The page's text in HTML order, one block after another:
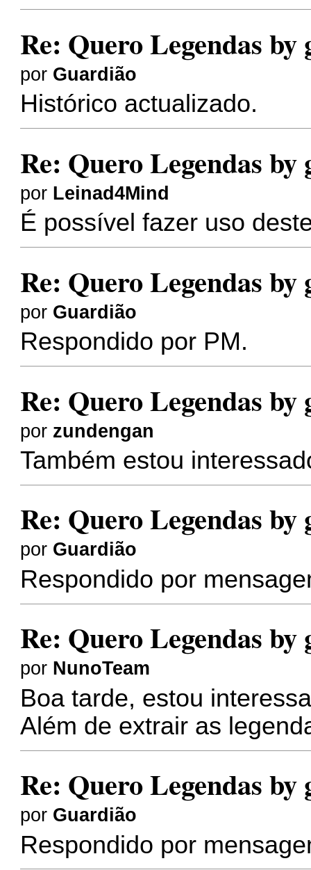
Re: Quero Legendas by
por Guardião
Histórico actualizado.
Re: Quero Legendas by
por Leinad4Mind
É possível fazer uso
Re: Quero Legendas by
por Guardião
Respondido por PM.
Re: Quero Legendas by
por zundengan
Também estou
Re: Quero Legendas by
por Guardião
Respondido por
Re: Quero Legendas by
por NunoTeam
Boa tarde, estou
Além de extrair as
Re: Quero Legendas by
por Guardião
Respondido por